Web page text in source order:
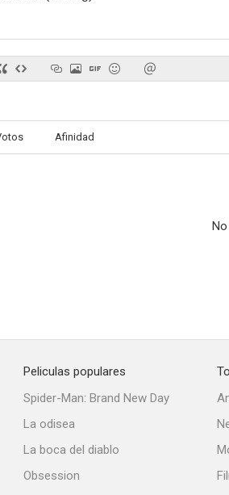
Afinidad
Peliculas populares
Spider-Man: Brand New Day
La odisea
La boca del diablo
Obsession